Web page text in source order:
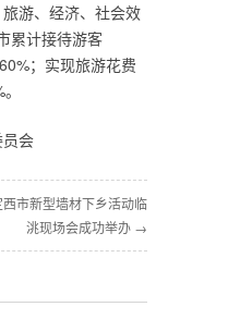
游、经济、社会效
累计接待游客
；实现旅游花费
会
西市新型墙材下乡活动临
洮现场会成功举办 →